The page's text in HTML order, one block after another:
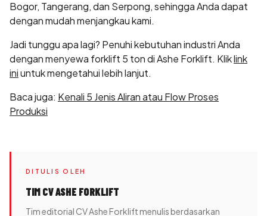
Bogor, Tangerang, dan Serpong, sehingga Anda dapat
dengan mudah menjangkau kami.
Jadi tunggu apa lagi? Penuhi kebutuhan industri Anda
dengan menyewa forklift 5 ton di Ashe Forklift. Kliklink
iniuntuk mengetahui lebih lanjut.
Baca juga: Kenali 5 Jenis Aliran atau Flow Proses
Produksi
DITULIS OLEH
TIM CV ASHE FORKLIFT
Tim editorial CV Ashe Forklift menulis berdasarkan